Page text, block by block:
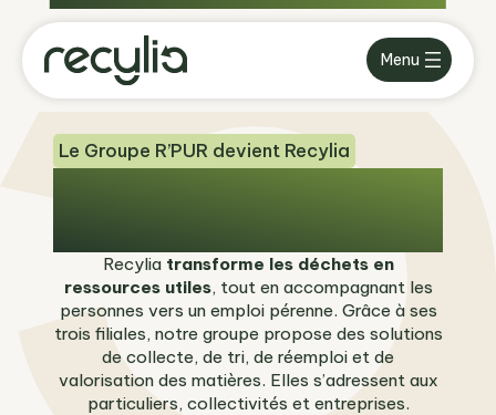
au
contenu
Menu
Le Groupe R’PUR devient Recylia
Recylia transforme les déchets en
ressources utiles, tout en accompagnant les
personnes vers un emploi pérenne. Grâce à ses
trois filiales, notre groupe propose des solutions
de collecte, de tri, de réemploi et de
valorisation des matières. Elles s’adressent aux
particuliers, collectivités et entreprises.
Des solutions au service de l’économie